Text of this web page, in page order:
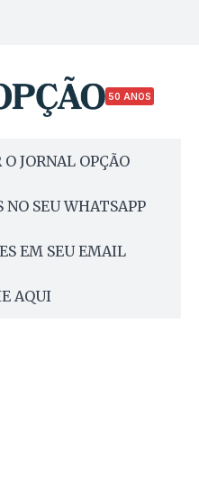
50 ANOS
JORNAL OPÇÃO
NO SEU WHATSAPP
EM SEU EMAIL
AQUI